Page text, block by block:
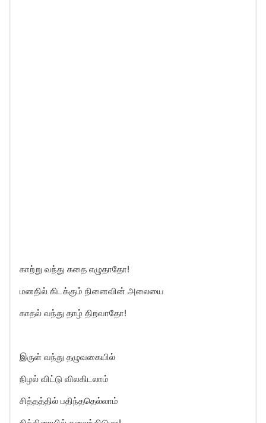
காற்று வந்து கதை எழுதாதோ!
மனதில் கிடக்கும் நினைவின் அலையை
காதல் வந்து தாழ் திறவாதோ!
இருள் வந்து தழுவகையில்
நிழல் விட்டு விலகிடலாம்
சித்தத்தில் பதிந்ததெல்லாம்